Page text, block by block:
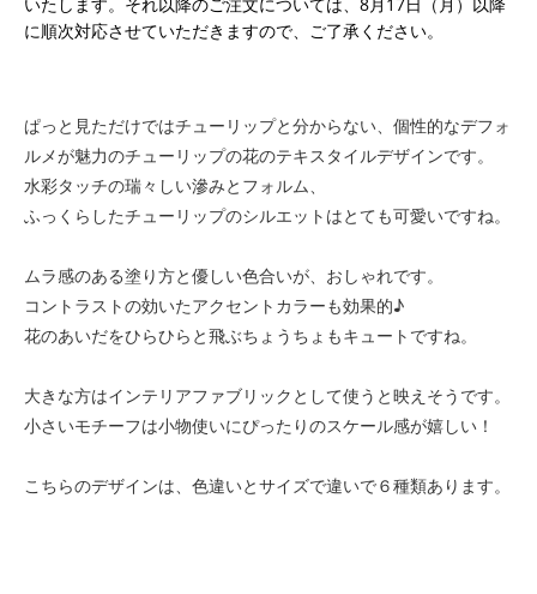
に順次対応させていただきますので、ご了承ください。
ぱっと見ただけではチューリップと分からない、個性的なデフォ
ルメが魅力のチューリップの花のテキスタイルデザインです。
水彩タッチの瑞々しい滲みとフォルム、
ふっくらしたチューリップのシルエットはとても可愛いですね。
ムラ感のある塗り方と優しい色合いが、おしゃれです。
コントラストの効いたアクセントカラーも効果的♪
花のあいだをひらひらと飛ぶちょうちょもキュートですね。
大きな方はインテリアファブリックとして使うと映えそうです。
小さいモチーフは小物使いにぴったりのスケール感が嬉しい！
こちらのデザインは、色違いとサイズで違いで６種類あります。